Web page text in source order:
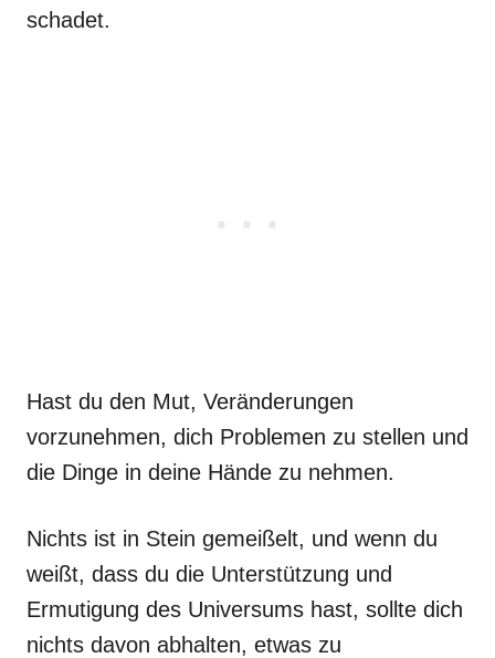
schadet.
Hast du den Mut, Veränderungen
vorzunehmen, dich Problemen zu stellen und
die Dinge in deine Hände zu nehmen.
Nichts ist in Stein gemeißelt, und wenn du
weißt, dass du die Unterstützung und
Ermutigung des Universums hast, sollte dich
nichts davon abhalten, etwas zu